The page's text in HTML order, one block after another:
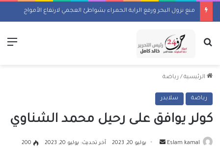
منع نزول البحر ورفع الراية الحمراء بشواطئ العجمي لارتفاع الأمواج
بحث عن
الرئيسية / رياضة
رياضة سلايدر
كولر يوافق على رحيل محمد الشناوي
Eslam kamal
أرسل يوليو 20, 2023 آخر تحديث: يوليو 20, 2023 200